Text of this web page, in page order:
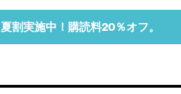
夏割実施中！購読料20％オフ。